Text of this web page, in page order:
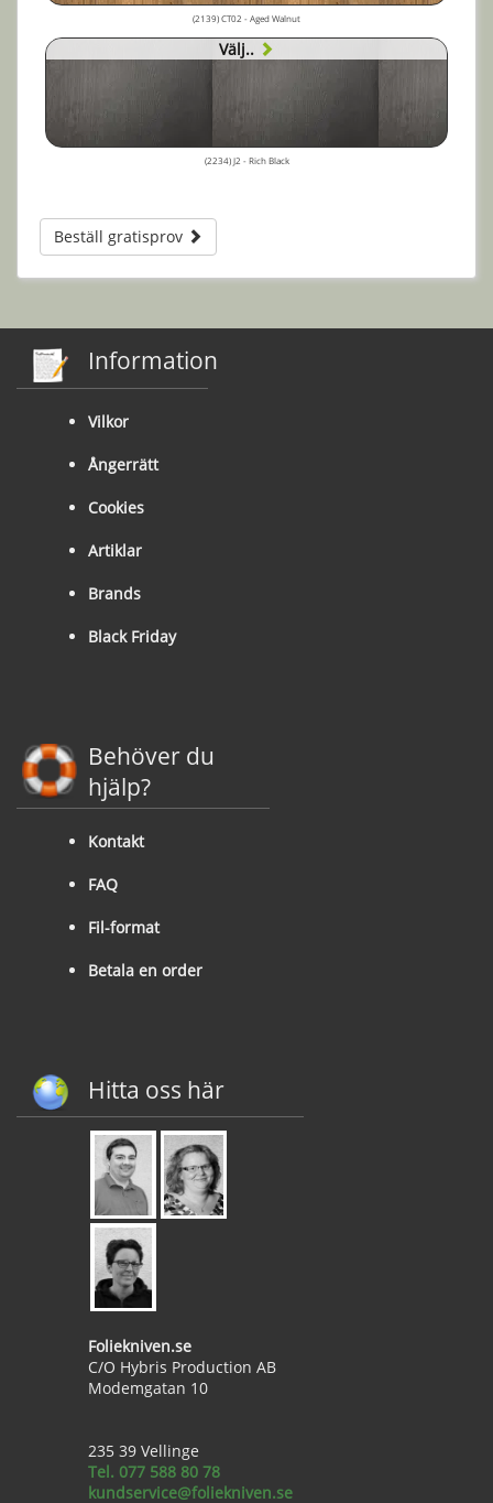
(2139) CT02 - Aged Walnut
Välj..
(2234) J2 - Rich Black
Beställ gratisprov
Information
Vilkor
Ångerrätt
Cookies
Artiklar
Brands
Black Friday
Behöver du
hjälp?
Kontakt
FAQ
Fil-format
Betala en order
Hitta oss här
Foliekniven.se
C/O Hybris Production AB
Modemgatan 10
235 39 Vellinge
Tel. 077 588 80 78
kundservice@foliekniven.se